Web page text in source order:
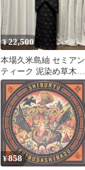
¥22,500
本場久米島紬 セミアン
ティーク 泥染め草木染
め
¥858